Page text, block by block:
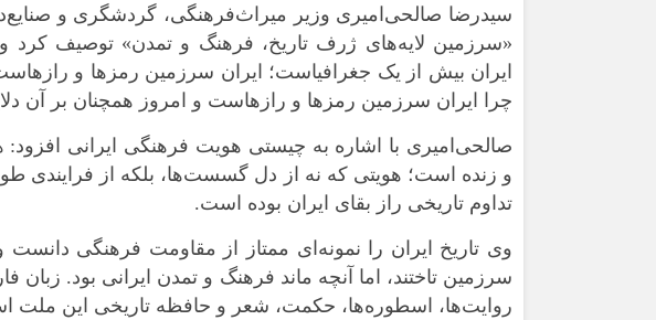
سیدرضا صالحی‌امیری وزیر میراث‌فرهنگی، گردشگری و
«سرزمین لایه‌های ژرف تاریخ، فرهنگ و تمدن» توصیف کرد
چرا ایران سرزمین رمزها و رازهاست و امروز همچنان بر آن
صالحی‌امیری با اشاره به چیستی هویت فرهنگی ایرانی افزود:
و زنده است؛ هویتی که نه از دل گسست‌ها، بلکه از فرایندی
تداوم تاریخی راز بقای ایران بوده است.
وی تاریخ ایران را نمونه‌ای ممتاز از مقاومت فرهنگی
سرزمین تاختند، اما آنچه ماند فرهنگ و تمدن ایرانی بود. زبان
روایت‌ها، اسطوره‌ها، حکمت، شعر و حافظه تاریخی این ملت